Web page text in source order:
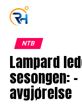
NTB
Lampard
sesongen:
avgjørelse